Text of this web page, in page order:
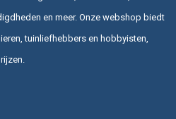
en meer. Onze webshop biedt
tuinliefhebbers en hobbyisten,